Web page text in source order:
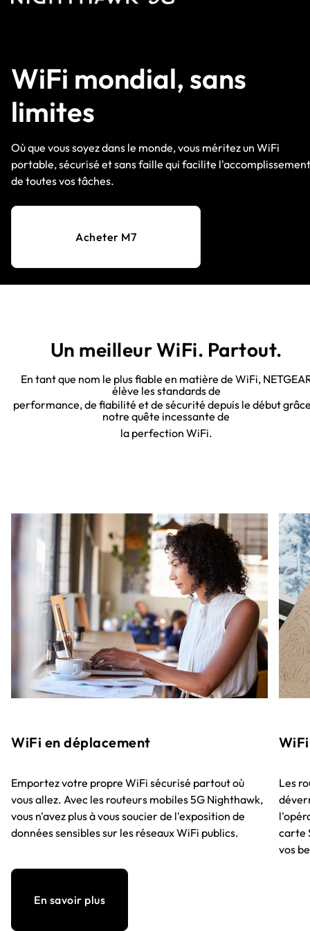
WiFi mondial, sans
limites
Où que vous soyez dans le monde, vous méritez un WiFi
portable, sécurisé et sans faille qui facilite l'accomplissement
de toutes vos tâches.
Acheter M7
Un meilleur WiFi. Partout.
En tant que nom le plus fiable en matière de WiFi,
élève les standards de
performance, de fiabilité et de sécurité depuis le début
notre quête incessante de
la perfection WiFi.
WiFi en déplacement
Emportez votre propre WiFi sécurisé partout où
vous allez. Avec les routeurs mobiles 5G Nighthawk,
vous n'avez plus à vous soucier de l'exposition de
données sensibles sur les réseaux WiFi publics.
En savoir plus
Les
carte
vos